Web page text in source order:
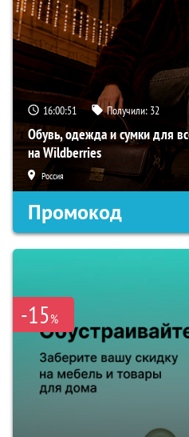
16:00:50 Получили: 32
Обувь, одежда и сумки для
на Wildberries
Россия
Промокод
-15%